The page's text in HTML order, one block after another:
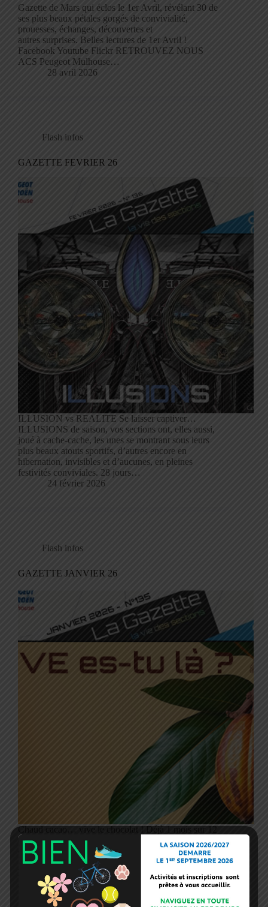
Gazette de Mars qui éclos le 1er Avril, révélant 30 de
ses plus beaux pétales gorgés de convivialité,
prouesses, échanges, découvertes et
autres surprises. Belles lectures de 1er Avril !
Facebook Youtube Flickr RETROUVEZ NOUS
ACS Peugeot Mulhouse…
28 avril 2026
Flash infos
GAZETTE FEVRIER 26
ILLUSION vs REALITE Se laisser captiver…
ILLUSIONS de saison, vos sections ont, elles aussi,
joué à cache-cache, les unes se montrant sous leurs
plus beaux atouts sportifs, d’autres encore en
hibernation, invisibles et d’aucunes, en pleines
festivités conviviales. 28 jours…
24 février 2026
Flash infos
GAZETTE JANVIER 26
Chaud cacao… vive le chocolat ! Déjà 1 mois sur 12
de dégustés sur 2026…Laissez-vous tenter au gré
des 20 pages de cette gazette et ses 3 Eve…
Savourez et partagez ces moments associatifs.
Facebook Youtube Flickr RETROUVEZ NOUS
ACS Peugeot…
26 janvier 2026